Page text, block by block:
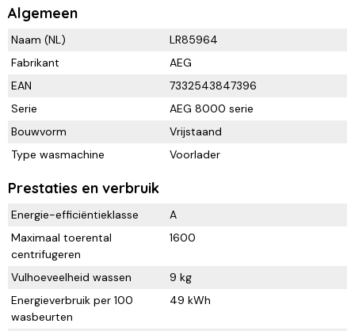
Algemeen
Naam (NL)
LR85964
Fabrikant
AEG
EAN
7332543847396
Serie
AEG 8000 serie
Bouwvorm
Vrijstaand
Type wasmachine
Voorlader
Prestaties en verbruik
Energie-efficiëntieklasse
A
Maximaal toerental
centrifugeren
1600
Vulhoeveelheid wassen
9 kg
Energieverbruik per 100
wasbeurten
49 kWh